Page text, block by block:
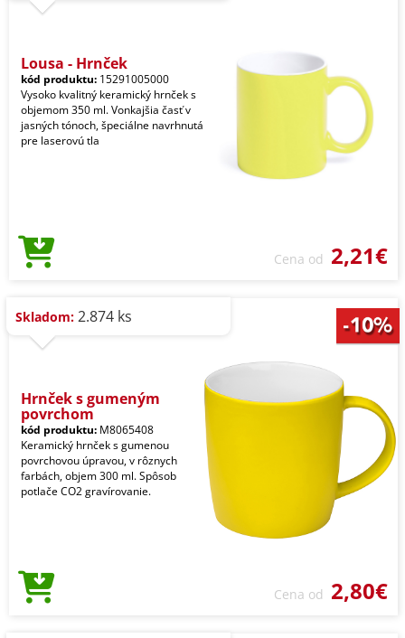
Lousa - Hrnček
kód produktu: 15291005000
Vysoko kvalitný keramický hrnček s
objemom 350 ml. Vonkajšia časť v
jasných tónoch, špeciálne navrhnutá
pre laserovú tla
Cena od 2,21€
Skladom: 2.874 ks
Hrnček s gumeným
povrchom
kód produktu: M8065408
Keramický hrnček s gumenou
povrchovou úpravou, v rôznych
farbách, objem 300 ml. Spôsob
potlače CO2 gravírovanie.
Cena od 2,80€